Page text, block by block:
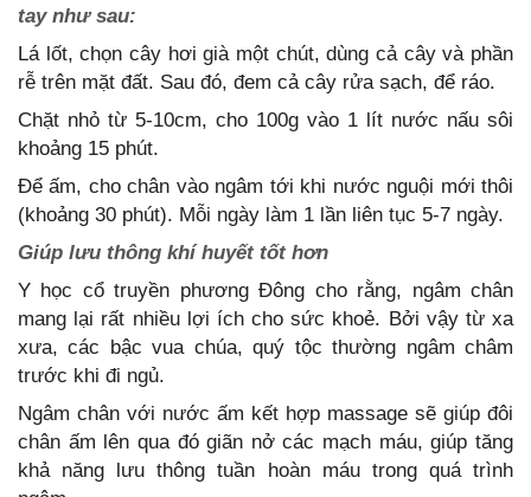
tay như sau:
Lá lốt, chọn cây hơi già một chút, dùng cả cây và phần
rễ trên mặt đất. Sau đó, đem cả cây rửa sạch, để ráo.
Chặt nhỏ từ 5-10cm, cho 100g vào 1 lít nước nấu sôi
khoảng 15 phút.
Để ấm, cho chân vào ngâm tới khi nước nguội mới thôi
(khoảng 30 phút). Mỗi ngày làm 1 lần liên tục 5-7 ngày.
Giúp lưu thông khí huyết tốt hơn
Y học cổ truyền phương Đông cho rằng, ngâm chân
mang lại rất nhiều lợi ích cho sức khoẻ. Bởi vậy từ xa
xưa, các bậc vua chúa, quý tộc thường ngâm châm
trước khi đi ngủ.
Ngâm chân với nước ấm kết hợp massage sẽ giúp đôi
chân ấm lên qua đó giãn nở các mạch máu, giúp tăng
khả năng lưu thông tuần hoàn máu trong quá trình